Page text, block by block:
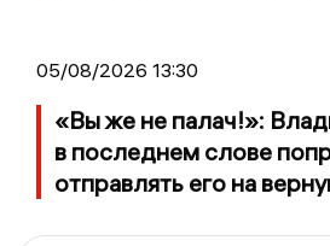
05/08/2026 13:30
«Вы же не палач!»:
в последнем слове
отправлять его на